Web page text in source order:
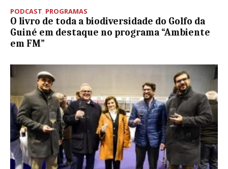
PODCAST, PROGRAMAS
O livro de toda a biodiversidade do Golfo da
Guiné em destaque no programa “Ambiente
em FM”